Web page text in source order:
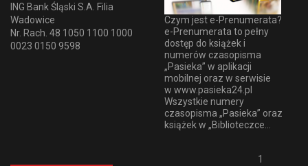
ING Bank Śląski S.A. Filia
Wadowice
Nr. Rach. 48 1050 1100 1000
0023 0150 9598
Czym jest e-Prenumerata?
e-Prenumerata to pełny
dostęp do książek i
numerów czasopisma
„Pasieka” w aplikacji
mobilnej oraz w serwisie
w www.pasieka24.pl
Wszystkie numery
czasopisma „Pasieka” oraz
książek w „Biblioteczce...
1